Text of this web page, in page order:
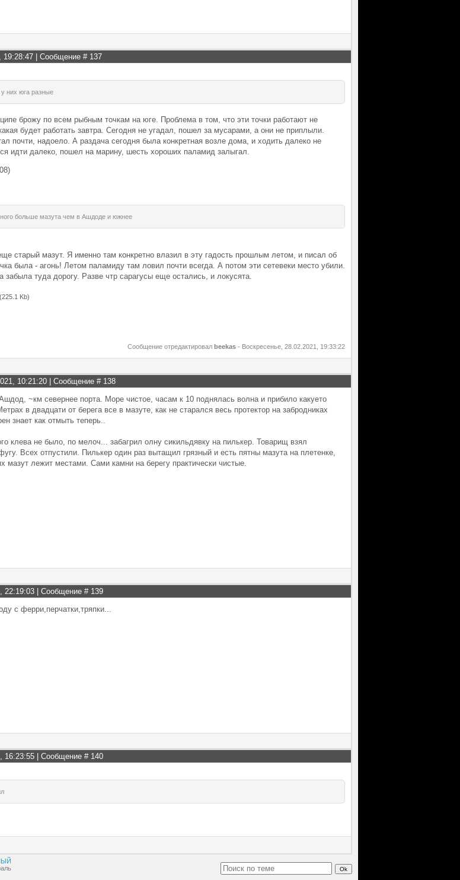
19:28:47 | Сообщение # 137
них юга разные
брожу по всем рыбным точкам на юге. Проблема в том, что эти точки работают не
будет работать завтра. Сегодня не угадал, пошел за мусарами, а они не приплыли.
почти, надоело. А раздача сегодня была конкретная возле дома, и ходить далеко не
идти далеко, пошел на марину, шесть хороших паламид залыгал.
больше мазута чем в Ашдоде и южнее
старый мазут. Я именно там конкретно влазил в эту гадость прошлым летом, и писал об
была - агонь! Летом паламиду там ловил почти всегда. А потом эти сетевеки место убили.
забыла туда дорогу. Разве чтр сарагусы еще остались, и локусята.
(225.1 Kb)
Сообщение отредактировал beekas - Воскресенье, 28.02.2021, 19:33:22
10:21:20 | Сообщение # 138
~км севернее порта. Море чистое, часам к 10 поднялась волна и прибило какуето
в двадцати от берега все в мазуте, как не старался весь протектор на забродниках
знает как отмыть теперь..
клева не было, по мелоч... забагрил олну сикильдявку на пилькер. Товарищ взял
Всех отпустили. Пилькер один раз вытащил грязный и есть пятны мазута на плетенке,
мазут лежит местами. Сами камни на берегу практически чистые.
22:19:03 | Сообщение # 139
с ферри,перчатки,тряпки...
16:23:55 | Сообщение # 140